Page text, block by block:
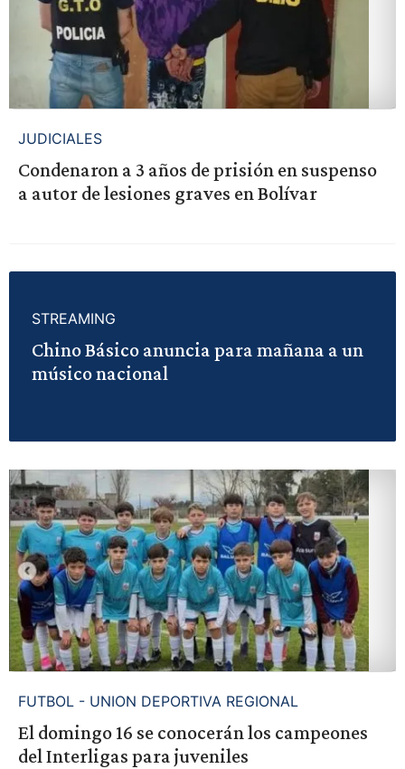
JUDICIALES
Condenaron a 3 años de prisión en suspenso
a autor de lesiones graves en Bolívar
STREAMING
Chino Básico anuncia para mañana a un
músico nacional
FUTBOL - UNION DEPORTIVA REGIONAL
El domingo 16 se conocerán los campeones
del Interligas para juveniles